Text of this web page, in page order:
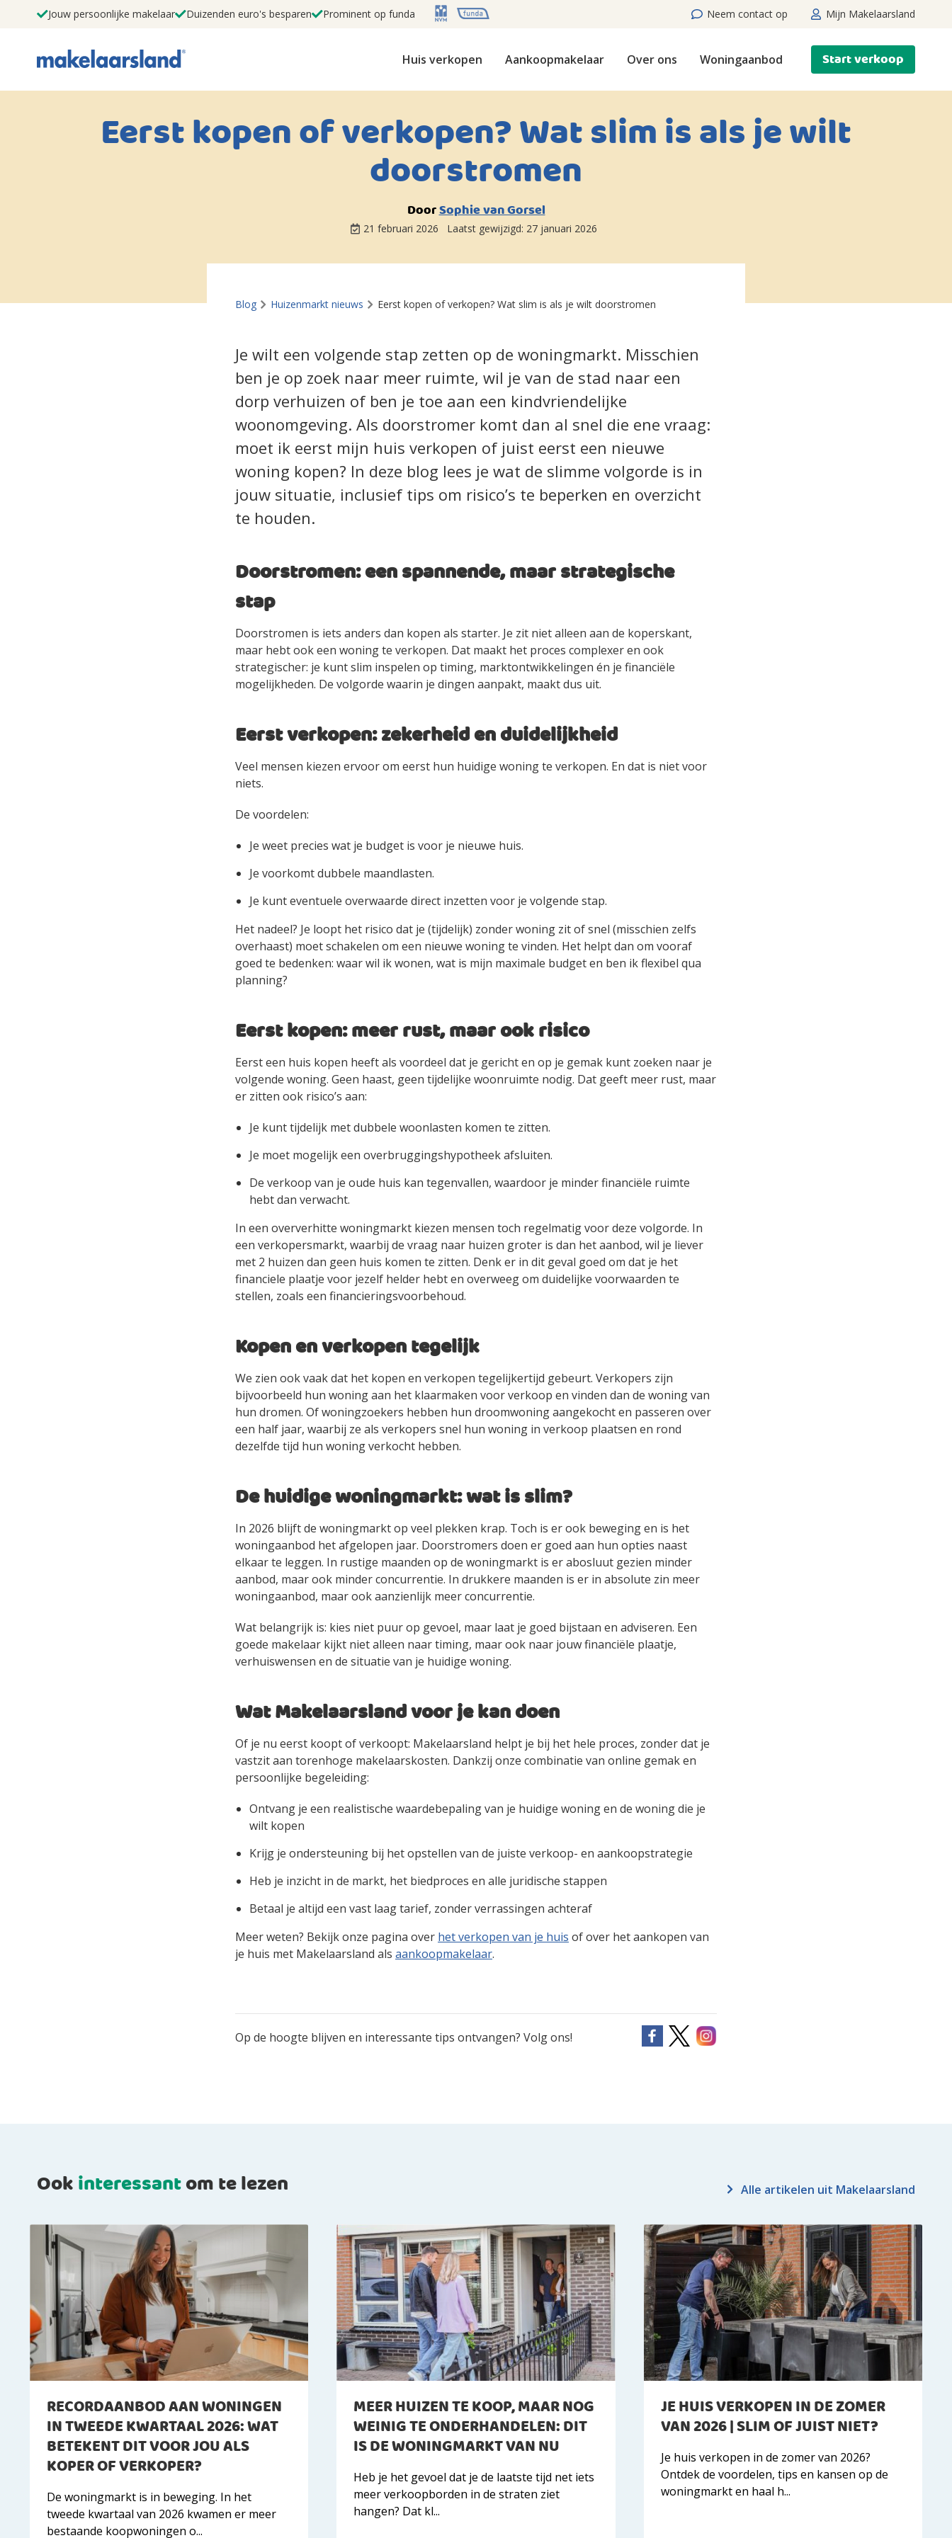
Jouw persoonlijke makelaar Duizenden euro's besparen Prominent op funda Neem contact op Mijn Makelaarsland
Huis verkopen Aankoopmakelaar Over ons Woningaanbod Start verkoop
Eerst kopen of verkopen? Wat slim is als je wilt
doorstromen
DoorSophie van Gorsel
21 februari 2026 Laatst gewijzigd: 27 januari 2026
Blog Huizenmarkt nieuws Eerst kopen of verkopen? Wat slim is als je wilt doorstromen
Je wilt een volgende stap zetten op de woningmarkt. Misschien
ben je op zoek naar meer ruimte, wil je van de stad naar een
dorp verhuizen of ben je toe aan een kindvriendelijke
woonomgeving. Als doorstromer komt dan al snel die ene vraag:
moet ik eerst mijn huis verkopen of juist eerst een nieuwe
woning kopen? In deze blog lees je wat de slimme volgorde is in
jouw situatie, inclusief tips om risico’s te beperken en overzicht
te houden.
Doorstromen: een spannende, maar strategische
stap
Doorstromen is iets anders dan kopen als starter. Je zit niet alleen aan de koperskant,
maar hebt ook een woning te verkopen. Dat maakt het proces complexer en ook
strategischer: je kunt slim inspelen op timing, marktontwikkelingen én je financiële
mogelijkheden. De volgorde waarin je dingen aanpakt, maakt dus uit.
Eerst verkopen: zekerheid en duidelijkheid
Veel mensen kiezen ervoor om eerst hun huidige woning te verkopen. En dat is niet voor
niets.
De voordelen:
Je weet precies wat je budget is voor je nieuwe huis.
Je voorkomt dubbele maandlasten.
Je kunt eventuele overwaarde direct inzetten voor je volgende stap.
Het nadeel? Je loopt het risico dat je (tijdelijk) zonder woning zit of snel (misschien zelfs
overhaast) moet schakelen om een nieuwe woning te vinden. Het helpt dan om vooraf
goed te bedenken: waar wil ik wonen, wat is mijn maximale budget en ben ik flexibel qua
planning?
Eerst kopen: meer rust, maar ook risico
Eerst een huis kopen heeft als voordeel dat je gericht en op je gemak kunt zoeken naar je
volgende woning. Geen haast, geen tijdelijke woonruimte nodig. Dat geeft meer rust, maar
er zitten ook risico’s aan:
Je kunt tijdelijk met dubbele woonlasten komen te zitten.
Je moet mogelijk een overbruggingshypotheek afsluiten.
De verkoop van je oude huis kan tegenvallen, waardoor je minder financiële ruimte
hebt dan verwacht.
In een oververhitte woningmarkt kiezen mensen toch regelmatig voor deze volgorde. In
een verkopersmarkt, waarbij de vraag naar huizen groter is dan het aanbod, wil je liever
met 2 huizen dan geen huis komen te zitten. Denk er in dit geval goed om dat je het
financiele plaatje voor jezelf helder hebt en overweeg om duidelijke voorwaarden te
stellen, zoals een financieringsvoorbehoud.
Kopen en verkopen tegelijk
We zien ook vaak dat het kopen en verkopen tegelijkertijd gebeurt. Verkopers zijn
bijvoorbeeld hun woning aan het klaarmaken voor verkoop en vinden dan de woning van
hun dromen. Of woningzoekers hebben hun droomwoning aangekocht en passeren over
een half jaar, waarbij ze als verkopers snel hun woning in verkoop plaatsen en rond
dezelfde tijd hun woning verkocht hebben.
De huidige woningmarkt: wat is slim?
In 2026 blijft de woningmarkt op veel plekken krap. Toch is er ook beweging en is het
woningaanbod het afgelopen jaar. Doorstromers doen er goed aan hun opties naast
elkaar te leggen. In rustige maanden op de woningmarkt is er abosluut gezien minder
aanbod, maar ook minder concurrentie. In drukkere maanden is er in absolute zin meer
woningaanbod, maar ook aanzienlijk meer concurrentie.
Wat belangrijk is: kies niet puur op gevoel, maar laat je goed bijstaan en adviseren. Een
goede makelaar kijkt niet alleen naar timing, maar ook naar jouw financiële plaatje,
verhuiswensen en de situatie van je huidige woning.
Wat Makelaarsland voor je kan doen
Of je nu eerst koopt of verkoopt: Makelaarsland helpt je bij het hele proces, zonder dat je
vastzit aan torenhoge makelaarskosten. Dankzij onze combinatie van online gemak en
persoonlijke begeleiding:
Ontvang je een realistische waardebepaling van je huidige woning en de woning die je
wilt kopen
Krijg je ondersteuning bij het opstellen van de juiste verkoop- en aankoopstrategie
Heb je inzicht in de markt, het biedproces en alle juridische stappen
Betaal je altijd een vast laag tarief, zonder verrassingen achteraf
Meer weten? Bekijk onze pagina over het verkopen van je huis of over het aankopen van
je huis met Makelaarsland als aankoopmakelaar.
Op de hoogte blijven en interessante tips ontvangen? Volg ons!
Ookinteressantom te lezen Alle artikelen uit Makelaarsland
RECORDAANBOD AAN WONINGEN
IN TWEEDE KWARTAAL 2026: WAT
BETEKENT DIT VOOR JOU ALS
KOPER OF VERKOPER?
De woningmarkt is in beweging. In het
tweede kwartaal van 2026 kwamen er meer
bestaande koopwoningen o...
MEER HUIZEN TE KOOP, MAAR NOG
WEINIG TE ONDERHANDELEN: DIT
IS DE WONINGMARKT VAN NU
Heb je het gevoel dat je de laatste tijd net iets
meer verkoopborden in de straten ziet
hangen? Dat kl...
JE HUIS VERKOPEN IN DE ZOMER
VAN 2026 | SLIM OF JUIST NIET?
Je huis verkopen in de zomer van 2026?
Ontdek de voordelen, tips en kansen op de
woningmarkt en haal h...